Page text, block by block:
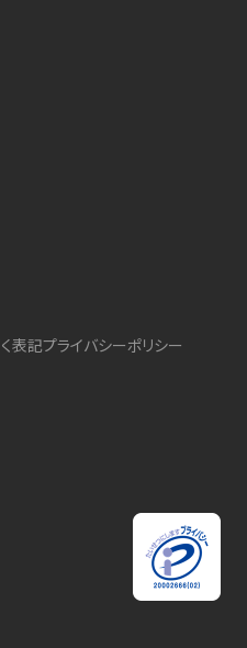
表記プライバシーポリシー